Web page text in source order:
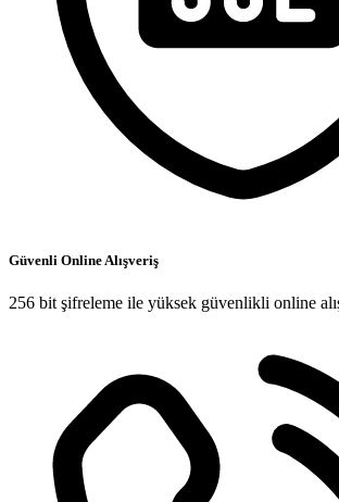
Güvenli Online Alışveriş
256 bit şifreleme ile yüksek güvenlikli online